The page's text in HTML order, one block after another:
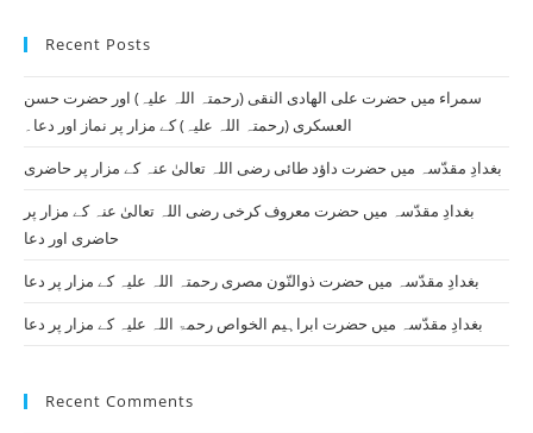
Recent Posts
سمراء میں حضرت علی الھادی النقی (رحمتہ اللہ علیہ) اور حضرت حسن
العسکری (رحمتہ اللہ علیہ) کے مزار پر نماز اور دعا۔
بغدادِ مقدّسہ میں حضرت داؤد طائی رضی اللہ تعالیٰ عنہ کے مزار پر حاضری
بغدادِ مقدّسہ میں حضرت معروف کرخی رضی اللہ تعالیٰ عنہ کے مزار پر
حاضری اور دعا
بغدادِ مقدّسہ میں حضرت ذوالنّون مصری رحمتہ اللہ علیہ کے مزار پر دعا
بغدادِ مقدّسہ میں حضرت ابراہیم الخواص رحمۃ اللہ علیہ کے مزار پر دعا
Recent Comments